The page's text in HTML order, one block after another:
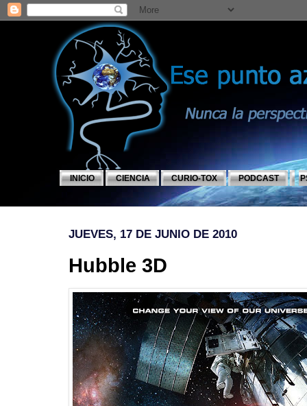
INICIO CIENCIA CURIO-TOX PODCAST
JUEVES, 17 DE JUNIO DE 2010
Hubble 3D